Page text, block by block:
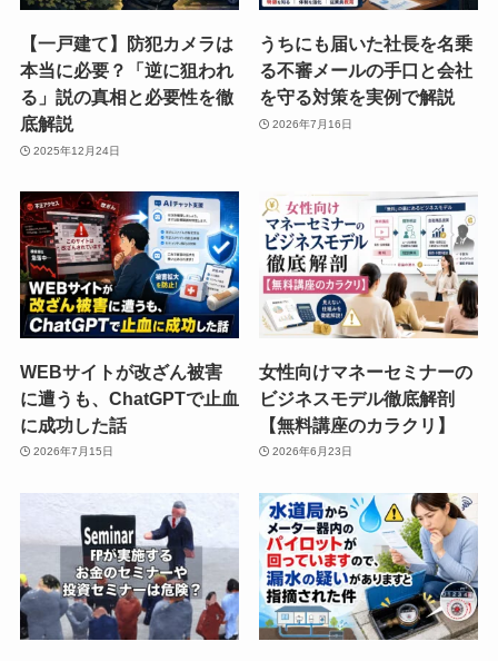
【一戸建て】防犯カメラは
本当に必要？「逆に狙われ
る」説の真相と必要性を徹
底解説
2025年12月24日
うちにも届いた社長を名乗
る不審メールの手口と会社
を守る対策を実例で解説
2026年7月16日
WEBサイトが改ざん被害
に遭うも、ChatGPTで止血
に成功した話
2026年7月15日
女性向けマネーセミナーの
ビジネスモデル徹底解剖
【無料講座のカラクリ】
2026年6月23日